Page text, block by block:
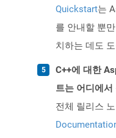
Quickstart는
를 안내할 뿐
치하는 데도
C++에 대한
트는 어디에서
전체 릴리스